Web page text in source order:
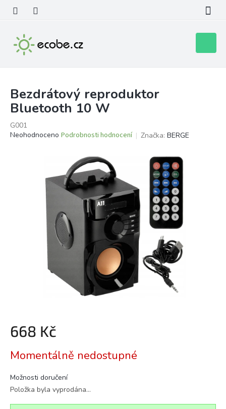
obsah
košík
Bezdrátový reproduktor
Bluetooth 10 W
G001
Průměrné
Neohodnoceno Podrobnosti hodnocení Značka: BERGE
668 Kč
cena:
Momentálně nedostupné
Možnosti doručení
Položka byla vyprodána…